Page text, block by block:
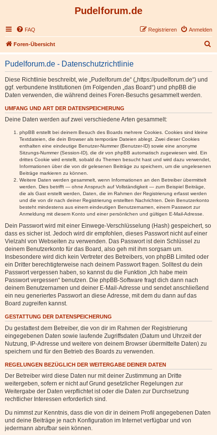
Pudelforum.de
FAQ Anmelden
Registrieren
Foren-Übersicht
u
Pudelforum.de - Datenschutzrichtlinie
Diese Richtlinie beschreibt, wie „Pudelforum.de“ („https://pudelforum.de“) und
ggf. verbundene Institutionen (im Folgenden „das Board“) und phpBB die
Daten verwenden, die während deines Foren-Besuchs gesammelt werden.
UMFANG UND ART DER DATENSPEICHERUNG
Deine Daten werden auf zwei verschiedene Arten gesammelt:
phpBB erstellt bei deinem Besuch des Boards mehrere Cookies. Cookies sind kleine
Textdateien, die dein Browser als temporäre Dateien ablegt. Zwei dieser Cookies
enthalten eine eindeutige Benutzer-Nummer (Benutzer-ID) sowie eine anonyme
Sitzungs-Nummer (Session-ID), die dir von phpBB automatisch zugewiesen wird. Ein
drittes Cookie wird erstellt, sobald du Themen besucht hast und wird dazu verwendet,
Informationen über die von dir gelesenen Beiträge zu speichern, um die ungelesenen
Beiträge markieren zu können.
Weitere Daten werden gesammelt, wenn Informationen an den Betreiber übermittelt
werden. Dies betrifft — ohne Anspruch auf Vollständigkeit — zum Beispiel Beiträge,
die als Gast erstellt werden, Daten, die im Rahmen der Registrierung erfasst werden
und die von dir nach deiner Registrierung erstellten Nachrichten. Dein Benutzerkonto
besteht mindestens aus einem eindeutigen Benutzernamen, einem Passwort zur
Anmeldung mit diesem Konto und einer persönlichen und gültigen E-Mail-Adresse.
Dein Passwort wird mit einer Einwege-Verschlüsselung (Hash) gespeichert, so
dass es sicher ist. Jedoch wird dir empfohlen, dieses Passwort nicht auf einer
Vielzahl von Webseiten zu verwenden. Das Passwort ist dein Schlüssel zu
deinem Benutzerkonto für das Board, also geh mit ihm sorgsam um.
Insbesondere wird dich kein Vertreter des Betreibers, von phpBB Limited oder
ein Dritter berechtigterweise nach deinem Passwort fragen. Solltest du dein
Passwort vergessen haben, so kannst du die Funktion „Ich habe mein
Passwort vergessen“ benutzen. Die phpBB-Software fragt dich dann nach
deinem Benutzernamen und deiner E-Mail-Adresse und sendet anschließend
ein neu generiertes Passwort an diese Adresse, mit dem du dann auf das
Board zugreifen kannst.
GESTATTUNG DER DATENSPEICHERUNG
Du gestattest dem Betreiber, die von dir im Rahmen der Registrierung
eingegebenen Daten sowie laufende Zugriffsdaten (Datum und Uhrzeit der
Nutzung, IP-Adresse und weitere von deinem Browser übermittelte Daten) zu
speichern und für den Betrieb des Boards zu verwenden.
REGELUNGEN BEZÜGLICH DER WEITERGABE DEINER DATEN
Der Betreiber wird diese Daten nur mit deiner Zustimmung an Dritte
weitergeben, sofern er nicht auf Grund gesetzlicher Regelungen zur
Weitergabe der Daten verpflichtet ist oder die Daten zur Durchsetzung
rechtlicher Interessen erforderlich sind.
Du nimmst zur Kenntnis, dass die von dir in deinem Profil angegebenen Daten
und deine Beiträge je nach Konfiguration im Internet verfügbar und von
jedermann abrufbar sein können.